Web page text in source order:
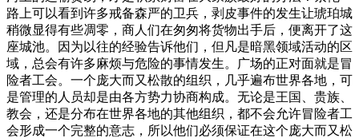
路上可以看到许多戒备森严的卫兵，剥皮事件的发生让琥珀城
稍微显得有些凋零，商人们在匆匆将货物出手后，便离开了这
座城池。因为以往的经验告诉他们，但凡是暗黑领域活动的区
域，总会有许多麻烦与危险的事情发生。广场的正对面就是冒
险者工会。一个庞大而又松散的组织，几乎遍布世界各地，可
是管理的人员却是由各方势力协商构成。无论是王国、贵族、
教会，还是分布在世界各地的其他组织，都不会允许冒险者工
会形成一个完整的意志，所以他们必须保证在这个庞大而又松